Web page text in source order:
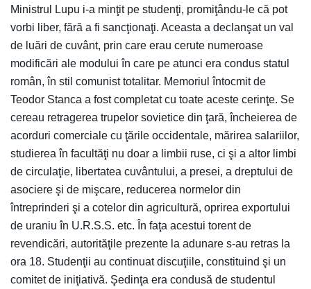
Ministrul Lupu i-a minţit pe studenţi, promiţându-le că pot
vorbi liber, fără a fi sancţionaţi. Aceasta a declanşat un val
de luări de cuvânt, prin care erau cerute numeroase
modificări ale modului în care pe atunci era condus statul
român, în stil comunist totalitar. Memoriul întocmit de
Teodor Stanca a fost completat cu toate aceste cerinţe. Se
cereau retragerea trupelor sovietice din ţară, încheierea de
acorduri comerciale cu ţările occidentale, mărirea salariilor,
studierea în facultăţi nu doar a limbii ruse, ci şi a altor limbi
de circulaţie, libertatea cuvântului, a presei, a dreptului de
asociere şi de mişcare, reducerea normelor din
întreprinderi şi a cotelor din agricultură, oprirea exportului
de uraniu în U.R.S.S. etc. În faţa acestui torent de
revendicări, autorităţile prezente la adunare s-au retras la
ora 18. Studenţii au continuat discuţiile, constituind şi un
comitet de iniţiativă. Şedinţa era condusă de studentul